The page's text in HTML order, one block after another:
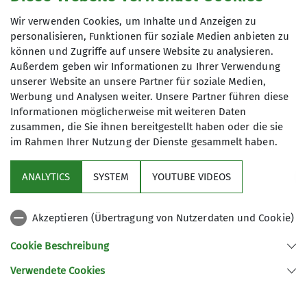
Kontakt aufnehmen
Details
Kontakt aufnehmen
DetailsKontakt aufnehmen
Details
Anmeldung
Anfrage senden
Sektion
Wir verwenden Cookies, um Inhalte und Anzeigen zu
personalisieren, Funktionen für soziale Medien anbieten zu
können und Zugriffe auf unsere Website zu analysieren.
Außerdem geben wir Informationen zu Ihrer Verwendung
unserer Website an unsere Partner für soziale Medien,
Werbung und Analysen weiter. Unsere Partner führen diese
Informationen möglicherweise mit weiteren Daten
zusammen, die Sie ihnen bereitgestellt haben oder die sie
im Rahmen Ihrer Nutzung der Dienste gesammelt haben.
ANALYTICS SYSTEM YOUTUBE VIDEOS
Akzeptieren (Übertragung von Nutzerdaten und Cookie)
Cookie Beschreibung
Verwendete Cookies